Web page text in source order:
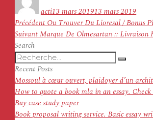
actile
13 mars 201913 mars 2019
Navigation
de
l’article
Précédent Article
précédent :
Ou Trouver Du Lioresal / Bonus
SuivantArticle
Marque De Olmesartan :: Livraison
Search
Recherche
pour
:
Recent Posts
Mossoul à cœur ouvert, plaidoyer d’un
How to quote a book mla in an essay.
Buy case study paper
Book proposal writing service. Basic essay